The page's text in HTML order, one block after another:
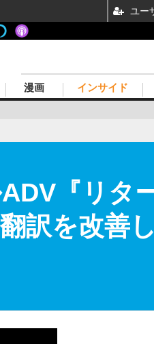
漫画 インサイド
『リタ
訳を改善
ユー